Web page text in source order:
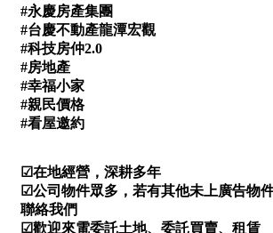
格局
不拘
2房
屋齡